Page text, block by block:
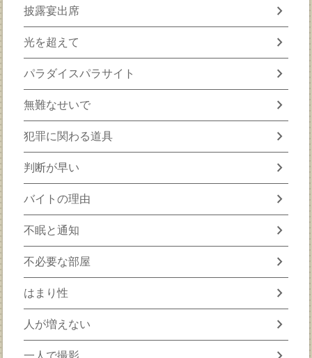
披露宴出席 chevron_right
光を超えて chevron_right
パラダイスパラサイト chevron_right
無難なせいで chevron_right
犯罪に関わる道具 chevron_right
判断が早い chevron_right
バイトの理由 chevron_right
不眠と通知 chevron_right
不必要な部屋 chevron_right
はまり性 chevron_right
人が増えない chevron_right
一人で撮影